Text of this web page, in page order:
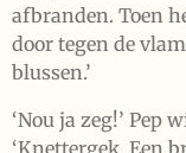
afbranden. Toen
door tegen de
blussen.’
‘Nou ja zeg!’ Pep
‘Knettergek. Een